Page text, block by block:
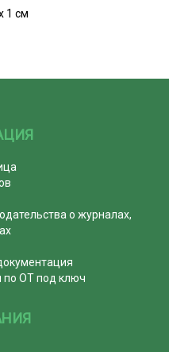
1 см
о журналах,
по ОТ под ключ